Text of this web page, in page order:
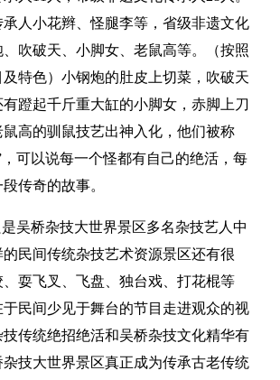
人小花辫、怪腿李等，省级非遗文化
吹破天、小脚女、老鼠高等。（按照
特色）小钢炮的肚皮上切菜，吹破天
蹬起千斤重大缸的小脚女，赤脚上刀
高的驯鼠技艺出神入化，他们被称
，可以说每一个怪都有自己的绝活，每
传奇的故事。
是吴桥杂技大世界景区多名杂技艺人中
民间传统杂技艺术资源景区还有很
耍飞叉、飞盘、独台戏、打花棍等
民间少见于舞台的节目走进观众的视
传统绝招绝活和吴桥杂技文化精华有
杂技大世界景区真正成为传承古老传统